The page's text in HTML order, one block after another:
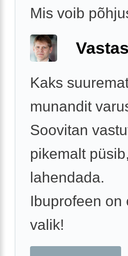
Mis voib
Kaks
munandit
Soovitan
pikemalt
lahendada.
Ibuprofeen on
valik!